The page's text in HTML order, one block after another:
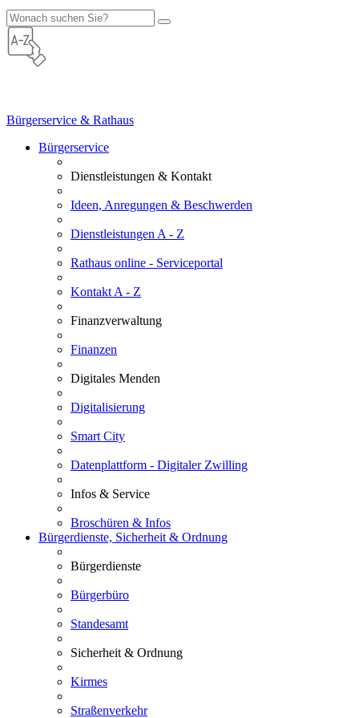
Bürgerservice & Rathaus
Bürgerservice
Dienstleistungen & Kontakt
Ideen, Anregungen & Beschwerden
Dienstleistungen A - Z
Rathaus online - Serviceportal
Kontakt A - Z
Finanzverwaltung
Finanzen
Digitales Menden
Digitalisierung
Smart City
Datenplattform - Digitaler Zwilling
Infos & Service
Broschüren & Infos
Bürgerdienste, Sicherheit & Ordnung
Bürgerdienste
Bürgerbüro
Standesamt
Sicherheit & Ordnung
Kirmes
Straßenverkehr